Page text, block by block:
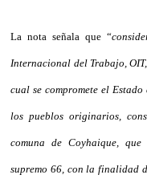
La nota señala que “
Internacional del Trabajo,
cual se compromete el
los pueblos originarios,
comuna de Coyhaique,
supremo 66, con la finalidad